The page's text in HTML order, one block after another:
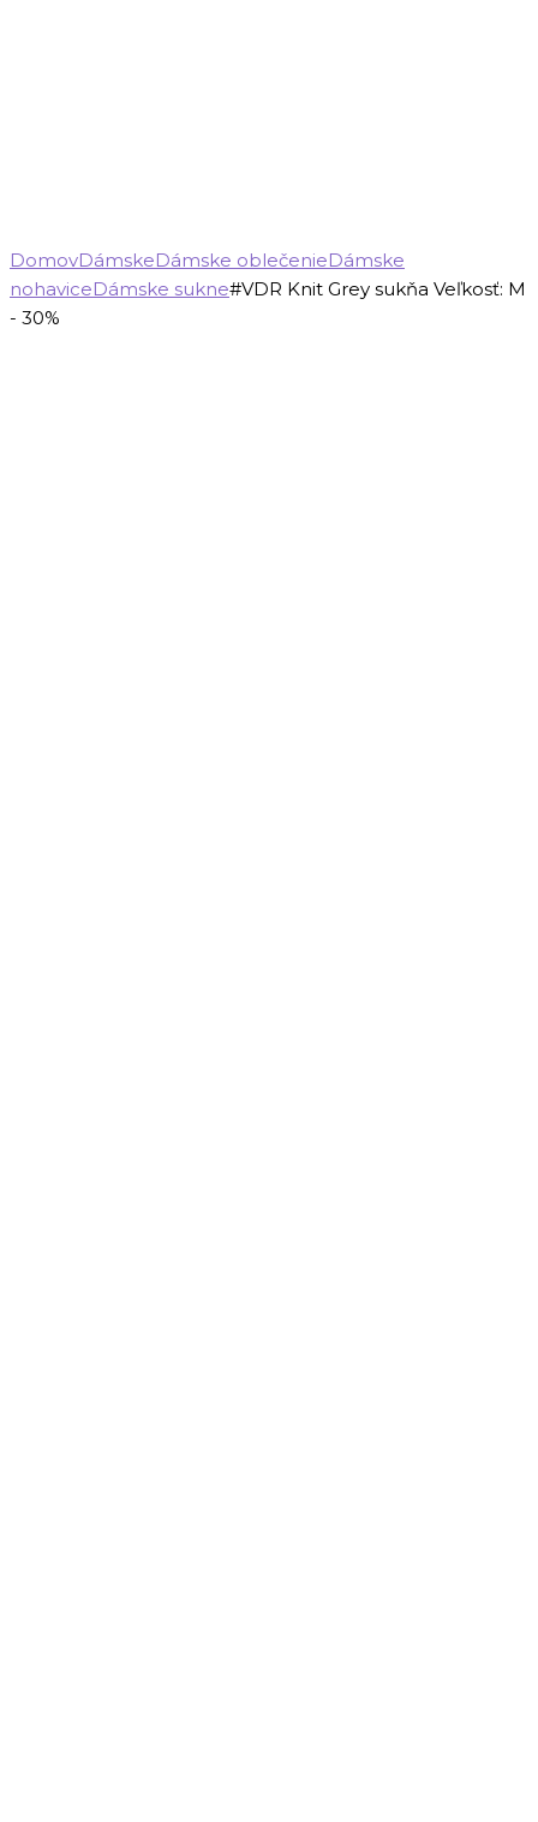
DomovDámskeDámske oblečenieDámske
nohaviceDámske sukne#VDR Knit Grey sukňa Veľkosť: M
- 30%